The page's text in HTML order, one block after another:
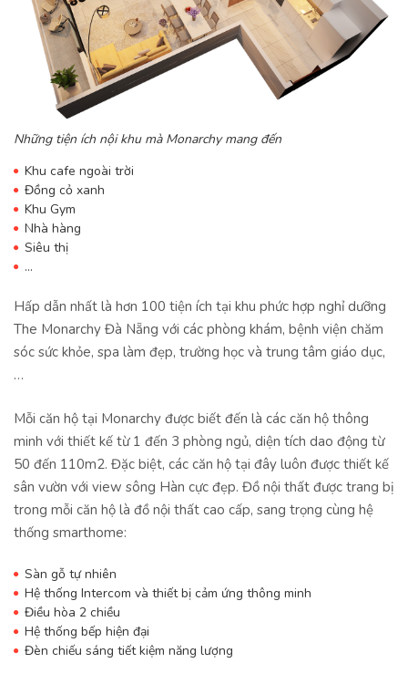
Những tiện ích nội khu mà Monarchy mang đến
Khu cafe ngoài trời
Đồng cỏ xanh
Khu Gym
Nhà hàng
Siêu thị
…
Hấp dẫn nhất là hơn 100 tiện ích tại khu phức hợp nghỉ dưỡng
The Monarchy Đà Nẵng với các phòng khám, bệnh viện chăm
sóc sức khỏe, spa làm đẹp, trường học và trung tâm giáo dục,
…
Mỗi căn hộ tại Monarchy được biết đến là các căn hộ thông
minh với thiết kế từ 1 đến 3 phòng ngủ, diện tích dao động từ
50 đến 110m2. Đặc biệt, các căn hộ tại đây luôn được thiết kế
sân vườn với view sông Hàn cực đẹp. Đồ nội thất được trang bị
trong mỗi căn hộ là đồ nội thất cao cấp, sang trọng cùng hệ
thống smarthome:
Sàn gỗ tự nhiên
Hệ thống Intercom và thiết bị cảm ứng thông minh
Điều hòa 2 chiều
Hệ thống bếp hiện đại
Đèn chiếu sáng tiết kiệm năng lượng